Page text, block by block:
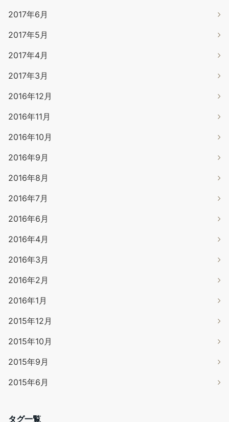
2017年6月
2017年5月
2017年4月
2017年3月
2016年12月
2016年11月
2016年10月
2016年9月
2016年8月
2016年7月
2016年6月
2016年4月
2016年3月
2016年2月
2016年1月
2015年12月
2015年10月
2015年9月
2015年6月
タグ一覧